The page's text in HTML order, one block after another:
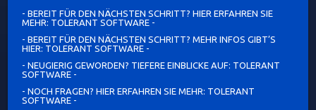
- BEREIT FÜR DEN NÄCHSTEN SCHRITT? HIER ERFAHREN SIE
MEHR: TOLERANT SOFTWARE -
- BEREIT FÜR DEN NÄCHSTEN SCHRITT? MEHR INFOS GIBT’S
HIER: TOLERANT SOFTWARE -
- NEUGIERIG GEWORDEN? TIEFERE EINBLICKE AUF: TOLERANT
SOFTWARE -
- NOCH FRAGEN? HIER ERFAHREN SIE MEHR: TOLERANT
SOFTWARE -